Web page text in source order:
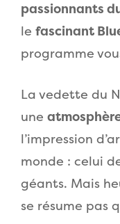
passionnants
le fascinant
programme
La vedette du
une
l’impression
monde : celui
géants. Mais
se résume pas